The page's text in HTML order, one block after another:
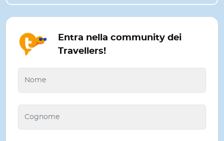
Entra nella community dei
Travellers!